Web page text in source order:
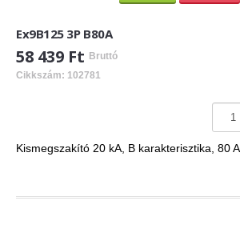
Ex9B125 3P B80A
58 439 Ft Bruttó
Cikkszám: 102781
Kismegszakító 20 kA, B karakterisztika, 80